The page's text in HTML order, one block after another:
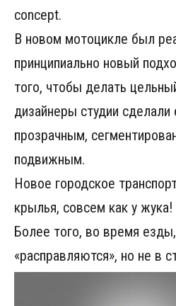
concept.
В новом мотоцикле был
принципиально новый
того, чтобы делать
дизайнеры студии
прозрачным,
подвижным.
Новое городское
крылья, совсем как у жука!
Более того, во время
«расправляются», но не в